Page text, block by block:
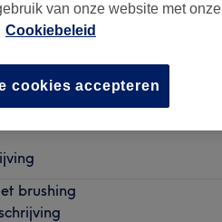
brushing
van onze website met onze
Cookiebeleid
cookies accepteren